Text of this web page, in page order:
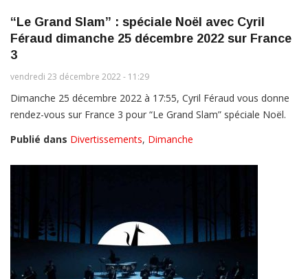
“Le Grand Slam” : spéciale Noël avec Cyril
Féraud dimanche 25 décembre 2022 sur France
3
vendredi 23 décembre 2022 - 11:29
Dimanche 25 décembre 2022 à 17:55, Cyril Féraud vous donne
rendez-vous sur France 3 pour “Le Grand Slam” spéciale Noël.
Publié dans Divertissements, Dimanche